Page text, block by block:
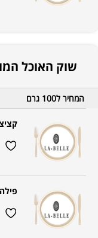
שוק האוכל
המחיר ל100 גרם